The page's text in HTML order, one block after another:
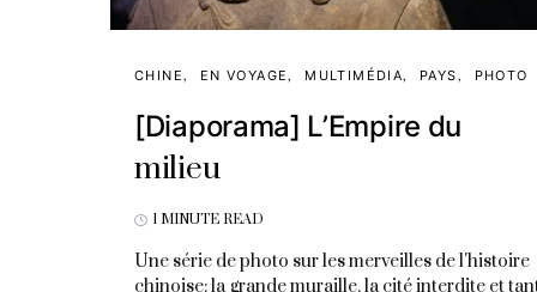
CHINE EN VOYAGE MULTIMÉDIA PAYS PHOTO
[Diaporama] L’Empire du
milieu
1 MINUTE READ
Une série de photo sur les merveilles de l'histoire
chinoise: la grande muraille, la cité interdite et